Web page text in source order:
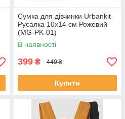
Сумка для дівчинки Urbankit
Русалка 10x14 см Рожевий
(MG-PK-01)
В наявності
399 ₴ 449 ₴
Купити